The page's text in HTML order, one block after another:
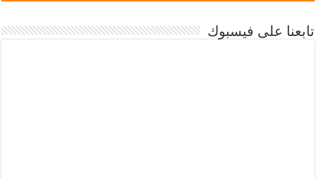
تابعنا على فيسبوك